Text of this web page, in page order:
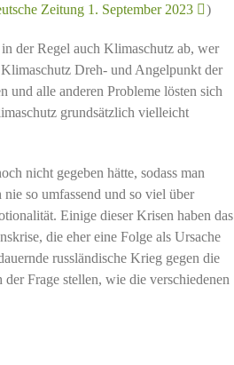
Zeitung 1. September 2023 )
der Regel auch Klimaschutz ab, wer
Dreh- und Angelpunkt der
und alle anderen Probleme lösten sich
grundsätzlich vielleicht
nicht gegeben hätte, sodass man
so umfassend und so viel über
Einige dieser Krisen haben das
die eher eine Folge als Ursache
russländische Krieg gegen die
Frage stellen, wie die verschiedenen